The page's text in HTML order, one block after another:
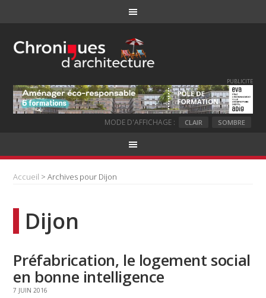
PUBLICITE
MODE D'AFFICHAGE : CLAIR SOMBRE
Accueil > Archives pour Dijon
Dijon
Préfabrication, le logement social
en bonne intelligence
7 JUIN 2016